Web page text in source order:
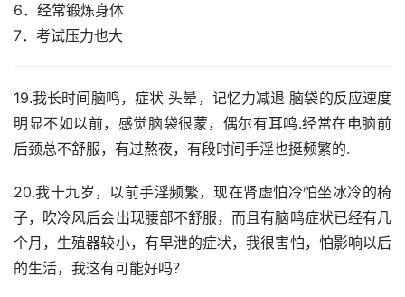
6．经常锻炼身体
7．考试压力也大
19.我长时间脑鸣，症状 头晕，记忆力减退 脑袋的反应速度
明显不如以前，感觉脑袋很蒙，偶尔有耳鸣.经常在电脑前
后颈总不舒服，有过熬夜，有段时间手淫也挺频繁的.
20.我十九岁，以前手淫频繁，现在肾虚怕冷怕坐冰冷的椅
子，吹冷风后会出现腰部不舒服，而且有脑鸣症状已经有几
个月，生殖器较小，有早泄的症状，我很害怕，怕影响以后
的生活，我这有可能好吗？